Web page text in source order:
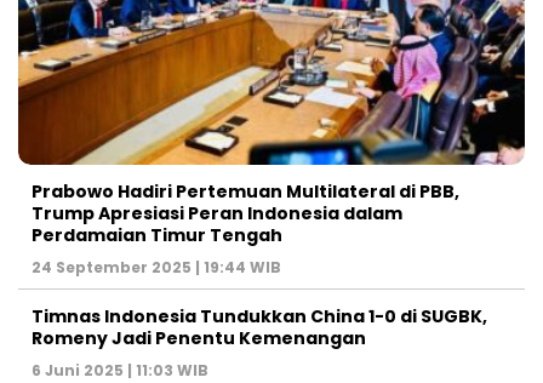
Prabowo Hadiri Pertemuan Multilateral di PBB,
Trump Apresiasi Peran Indonesia dalam
Perdamaian Timur Tengah
24 September 2025 | 19:44 WIB
Timnas Indonesia Tundukkan China 1-0 di SUGBK,
Romeny Jadi Penentu Kemenangan
6 Juni 2025 | 11:03 WIB